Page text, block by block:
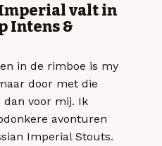
valt in
Intens &
in de rimboe is my
door met die
dan voor mij. Ik
avonturen
Imperial Stouts.